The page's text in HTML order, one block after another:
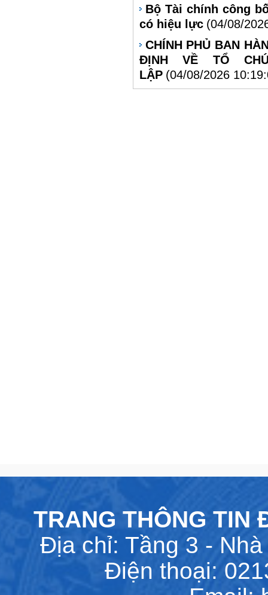
Bộ Tài chính công
có hiệu lực (04/08/
CHÍNH PHỦ BAN
ĐỊNH VỀ TỔ
LẬP (04/08/2026
TRANG THÔNG TIN
Địa chỉ: Tầng 3 -
Điện thoại: